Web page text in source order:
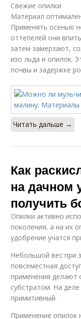
Свежие опилки
Материал
Применять осенью
оттепелей они
затем замерзают,
изо льда и опилок.
почвы и задержке
Читать дальше →
Как
на дачном
получить
Опилки активно
поколения, а на их
удобрение учатся
Небольшой вес при
повсеместная
применения делают
субстратом. На
примитивный.
Применение опилок